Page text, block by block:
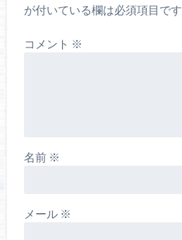
が付いている欄は必須項目です
コメント ※
名前 ※
メール ※